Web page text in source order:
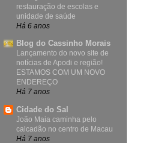
restauração de escolas e
unidade de saúde
Há 6 anos
Blog do Cassinho Morais
Lançamento do novo site de
notícias de Apodi e região!
ESTAMOS COM UM NOVO
ENDEREÇO
Há 7 anos
Cidade do Sal
João Maia caminha pelo
calcadão no centro de Macau
Há 7 anos